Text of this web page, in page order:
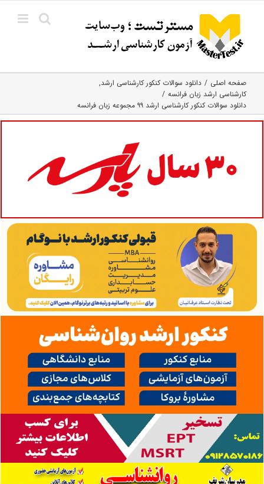
content
صفحه اصلی
دانلود سوالات کنکور کارشناسی ارشد
کارشناسی ارشد زبان فرانسه
دانلود سوالات کنکور کارشناسی ارشد ۹۹ مجموعه زبان فرانسه